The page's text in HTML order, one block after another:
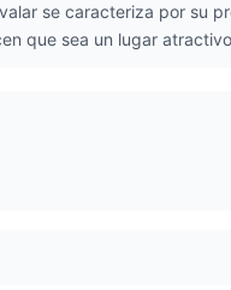
se caracteriza por su
que sea un lugar